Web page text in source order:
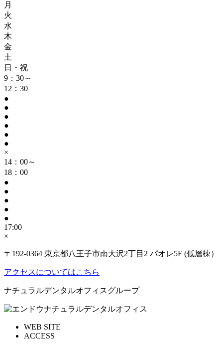
月
火
水
木
金
土
日・祝
9：30～
12：30
●
●
●
●
●
●
×
14：00～
18：00
●
●
●
●
●
17:00
×
〒192-0364 東京都八王子市南大沢2丁目2 パオレ5F (低層棟）
アクセスについてはこちら
ナチュラルデンタルオフィスグループ
WEB SITE
ACCESS